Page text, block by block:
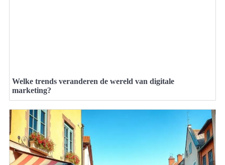
Welke trends veranderen de wereld van digitale
marketing?